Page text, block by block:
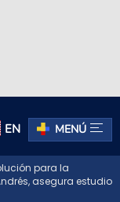
EN MENÚ
para la
asegura estudio